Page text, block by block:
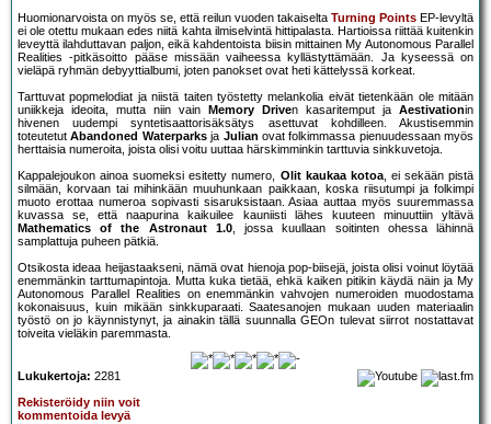
Huomionarvoista on myös se, että reilun vuoden takaiselta Turning Points EP-levyltä
ei ole otettu mukaan edes niitä kahta ilmiselvintä hittipalasta. Hartioissa riittää kuitenkin
leveyttä ilahduttavan paljon, eikä kahdentoista biisin mittainen My Autonomous Parallel
Realities -pitkäsoitto pääse missään vaiheessa kyllästyttämään. Ja kyseessä on
vieläpä ryhmän debyyttialbumi, joten panokset ovat heti kättelyssä korkeat.
Tarttuvat popmelodiat ja niistä taiten työstetty melankolia eivät tietenkään ole mitään
uniikkeja ideoita, mutta niin vain
Memory Driven kasaritemput ja Aestivationin
hivenen uudempi syntetisaattorisäksätys asettuvat kohdilleen. Akustisemmin
toteutetutAbandoned Waterparksja Julian ovat folkimmassa pienuudessaan myös
herttaisia numeroita, joista olisi voitu uuttaa härskimminkin tarttuvia sinkkuvetoja.
Kappalejoukon ainoa suomeksi esitetty numero, Olit kaukaa kotoa, ei sekään pistä
silmään, korvaan tai mihinkään muuhunkaan paikkaan, koska riisutumpi ja folkimpi
muoto erottaa numeroa sopivasti sisaruksistaan. Asiaa auttaa myös suuremmassa
kuvassa se, että naapurina kaikuilee kauniisti lähes kuuteen minuuttiin yltävä
Mathematics of the Astronaut 1.0, jossa kuullaan soitinten ohessa lähinnä
samplattuja puheen pätkiä.
Otsikosta ideaa heijastaakseni, nämä ovat hienoja pop-biisejä, joista olisi voinut löytää
enemmänkin tarttumapintoja. Mutta kuka tietää, ehkä kaiken pitikin käydä näin ja My
Autonomous Parallel Realities on enemmänkin vahvojen numeroiden muodostama
kokonaisuus, kuin mikään sinkkuparaati. Saatesanojen mukaan uuden materiaalin
työstö on jo käynnistynyt, ja ainakin tällä suunnalla GEOn tulevat siirrot nostattavat
toiveita vieläkin paremmasta.
Lukukertoja: 2281
Rekisteröidy niin voit
kommentoida levyä